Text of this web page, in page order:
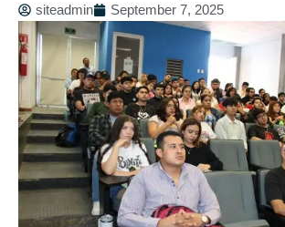
siteadmin September 7, 2025